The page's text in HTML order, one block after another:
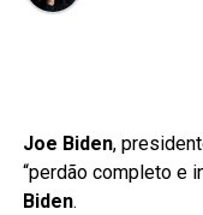
Joe Biden,
“perdão completo e
Biden.